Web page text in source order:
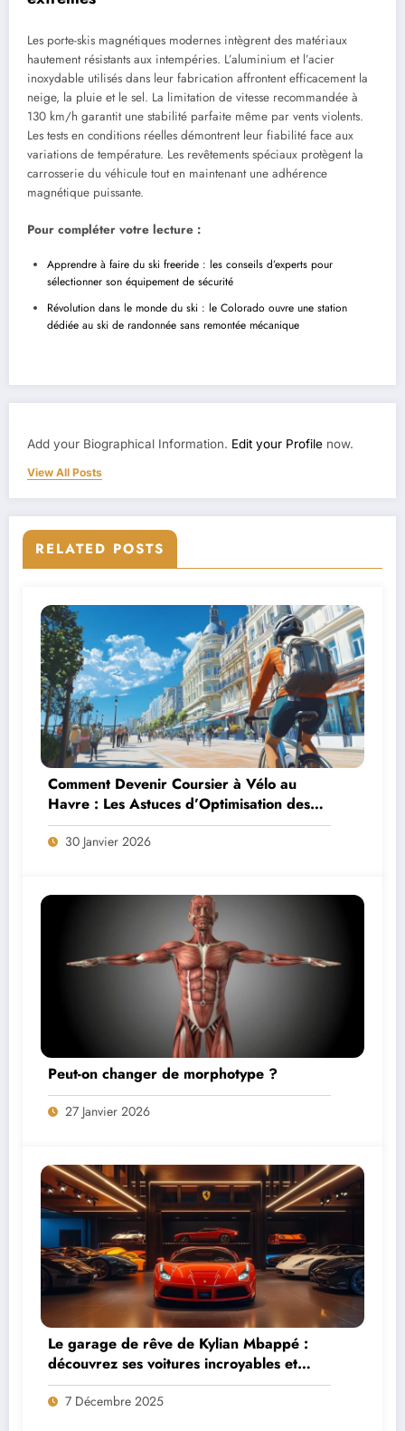
Les porte-skis magnétiques modernes intègrent des matériaux
hautement résistants aux intempéries. L’aluminium et l’acier
inoxydable utilisés dans leur fabrication affrontent efficacement la
neige, la pluie et le sel. La limitation de vitesse recommandée à
130 km/h garantit une stabilité parfaite même par vents violents.
Les tests en conditions réelles démontrent leur fiabilité face aux
variations de température. Les revêtements spéciaux protègent la
carrosserie du véhicule tout en maintenant une adhérence
magnétique puissante.
Pour compléter votre lecture :
Apprendre à faire du ski freeride : les conseils d’experts pour
sélectionner son équipement de sécurité
Révolution dans le monde du ski : le Colorado ouvre une station
dédiée au ski de randonnée sans remontée mécanique
Add your Biographical Information. Edit your Profile now.
View All Posts
RELATED POSTS
Comment Devenir Coursier à Vélo au
Havre : Les Astuces d’Optimisation des
Trajets pour Débutants
30 Janvier 2026
Peut-on changer de morphotype ?
27 Janvier 2026
Le garage de rêve de Kylian Mbappé :
découvrez ses voitures incroyables et
comment les assurer
7 Décembre 2025